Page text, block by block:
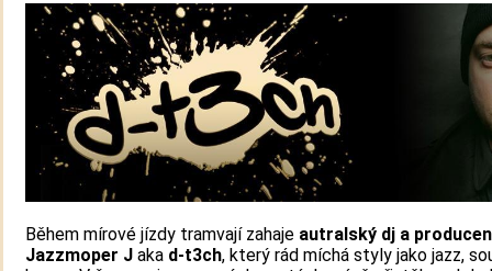
Během mírové jízdy tramvají zahaje autralský dj a
Jazzmoper J aka d-t3ch, který rád míchá styly jako jazz,